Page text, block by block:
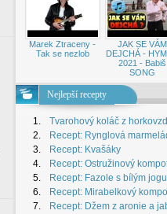
JAK SE VÁM
DEJCHÁ -
2021 - Babiš
SONG
Marek Ztraceny -
Tak se nezlob
Nejlepší recepty
1.
Tvarohový koláč z
2.
Recept: Rynglová
3.
Recept: Kvašáky
4.
Recept: Ostružinový
5.
Recept: Fazole s bílým
6.
Recept: Mirabelkový
7.
Recept: Džem z aronie a